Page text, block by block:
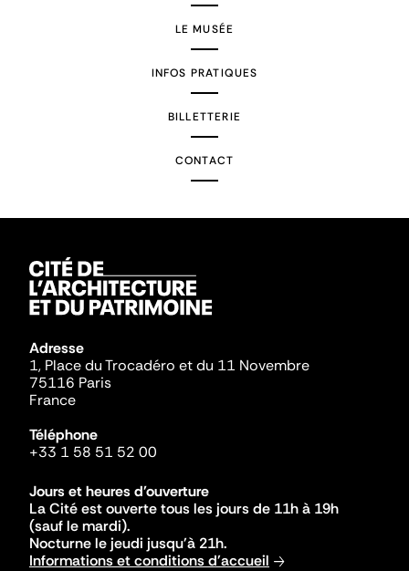
LE MUSÉE
INFOS PRATIQUES
BILLETTERIE
CONTACT
Adresse
1, Place du Trocadéro et du 11 Novembre
75116 Paris
France
Téléphone
+33 1 58 51 52 00
Jours et heures d'ouverture
La Cité est ouverte tous les jours de 11h à 19h
(sauf le mardi).
Nocturne le jeudi jusqu'à 21h.
Informations et conditions d'accueil